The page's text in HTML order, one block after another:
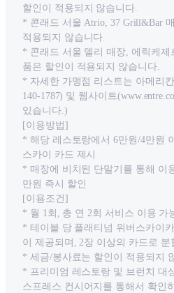
할인이 적용되지 않습니다.
* 콘래드 서울 Atrio, 37 Grill&Bar
적용되지 않습니다.
* 콘래드 서울 델리 매장, 에릭케
품은 할인이 적용되지 않습니다.
* 자세한 가맹점 리스트는 아메리
140-1787) 및 웹사이트
있습니다.)
[이용방법]
* 해당 레스토랑에서 6만원/4만원
스카이 카드 제시
* 매장에 비치된 단말기를 통해 이
만원 즉시 할인
[이용조건]
* 월 1회, 총 연 2회 서비스 이용 가
* 테이블 당 플래티넘 위버스카이
이 제공되며, 2장 이상의 카드로
* 세금/봉사료는 할인이 적용되지
* 프리미엄 레스토랑 및 브런치 대
스프레스 컨시어지를 통해서 확인